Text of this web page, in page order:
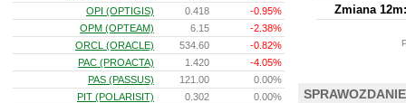
Zmiana 12m:
OPI (OPTIGIS)
0.418
-0.95%
OPM (OPTEAM)
6.15
-2.38%
ORCL (ORACLE)
534.60
-0.82%
PAC (PROACTA)
1.420
-4.05%
PAS (PASSUS)
121.00
0.00%
PIT (POLARISIT)
0.302
0.00%